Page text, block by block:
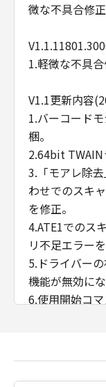
微な不具合修正
1.軽微な不具
V1.1更新内容
1.バーコード
梱。
2.64bit TWAIN
3.「モアレ除
わせでのスキ
を修正。
4.ATE1でのス
リ不足エラーを
5.ドライバー
機能が無効に
6.使用開始コ